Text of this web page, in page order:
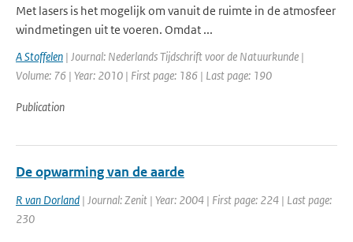
Met lasers is het mogelijk om vanuit de ruimte in de atmosfeer
windmetingen uit te voeren. Omdat ...
A Stoffelen | Journal: Nederlands Tijdschrift voor de Natuurkunde |
Volume: 76 | Year: 2010 | First page: 186 | Last page: 190
Publication
De opwarming van de aarde
R van Dorland | Journal: Zenit | Year: 2004 | First page: 224 | Last page:
230